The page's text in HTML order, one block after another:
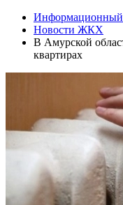
Новости ЖКХ
В Амурской
квартирах